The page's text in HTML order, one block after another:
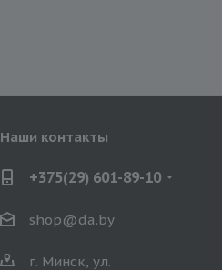
Наши контакты
+375(29) 601-89-10
shop@da.by
г. Минск, ул.